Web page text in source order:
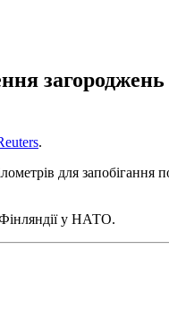
.
для запобігання
у НАТО.